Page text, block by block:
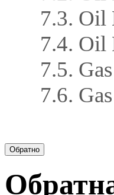
7.3. Oil
7.4. Oil
7.5.
7.6.